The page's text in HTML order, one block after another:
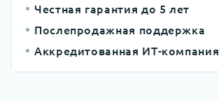
Честная гарантия до 5 лет
Послепродажная поддержка
Аккредитованная ИТ-компания